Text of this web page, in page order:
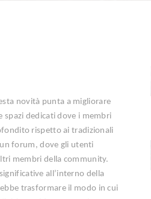
novità punta a migliorare
spazi dedicati dove i membri
rispetto ai tradizionali
forum, dove gli utenti
membri della community.
all’interno della
trasformare il modo in cui